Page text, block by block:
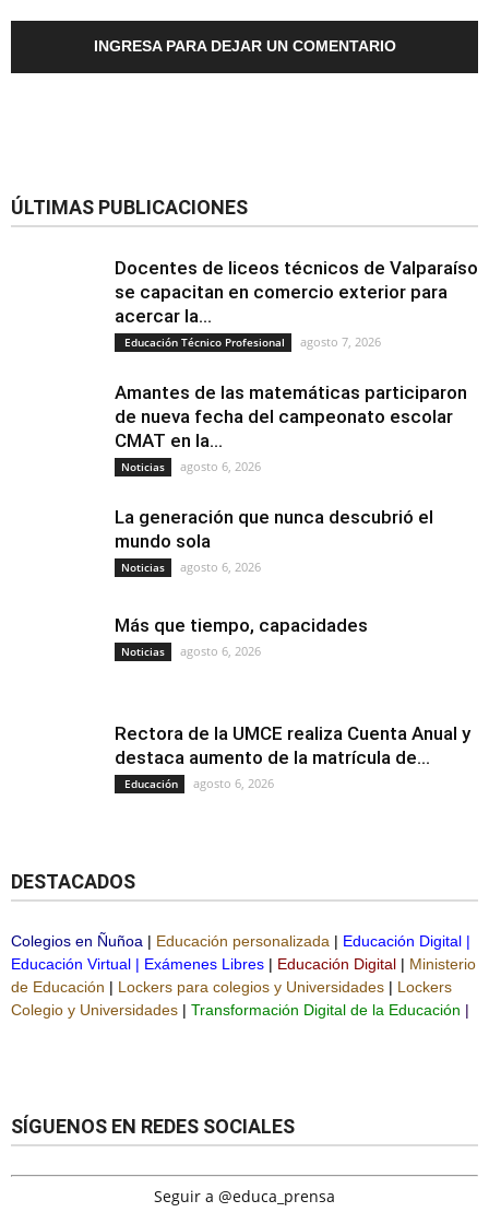
INGRESA PARA DEJAR UN COMENTARIO
ÚLTIMAS PUBLICACIONES
Docentes de liceos técnicos de Valparaíso
se capacitan en comercio exterior para
acercar la...
Educación Técnico Profesional agosto 7, 2026
Amantes de las matemáticas participaron
de nueva fecha del campeonato escolar
CMAT en la...
Noticias agosto 6, 2026
La generación que nunca descubrió el
mundo sola
Noticias agosto 6, 2026
Más que tiempo, capacidades
Noticias agosto 6, 2026
Rectora de la UMCE realiza Cuenta Anual y
destaca aumento de la matrícula de...
Educación agosto 6, 2026
DESTACADOS
Colegios en Ñuñoa | Educación personalizada | Educación Digital |
Educación Virtual | Exámenes Libres | Educación Digital | Ministerio
de Educación | Lockers para colegios y Universidades | Lockers
Colegio y Universidades | Transformación Digital de la Educación |
SÍGUENOS EN REDES SOCIALES
Seguir a @educa_prensa